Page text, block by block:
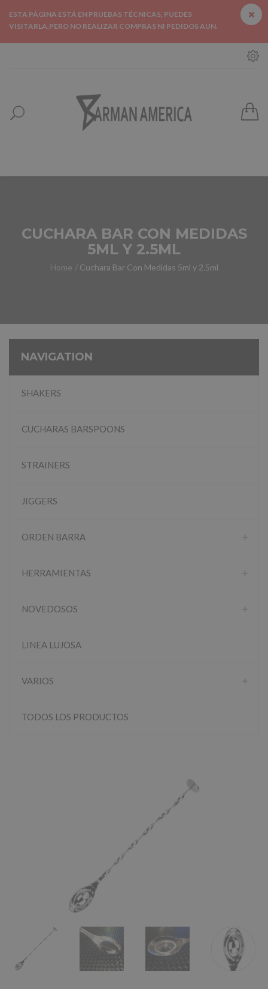
ESTA PÁGINA ESTÁ EN PRUEBAS TÉCNICAS, PUEDES
VISITARLA,PERO NO REALIZAR COMPRAS NI PEDIDOS AUN.
CUCHARA BAR CON MEDIDAS
5ML Y 2.5ML
Home Cuchara Bar Con Medidas 5ml y 2.5ml
NAVIGATION
SHAKERS
CUCHARAS BARSPOONS
STRAINERS
JIGGERS
ORDEN BARRA
HERRAMIENTAS
NOVEDOSOS
LINEA LUJOSA
VARIOS
TODOS LOS PRODUCTOS